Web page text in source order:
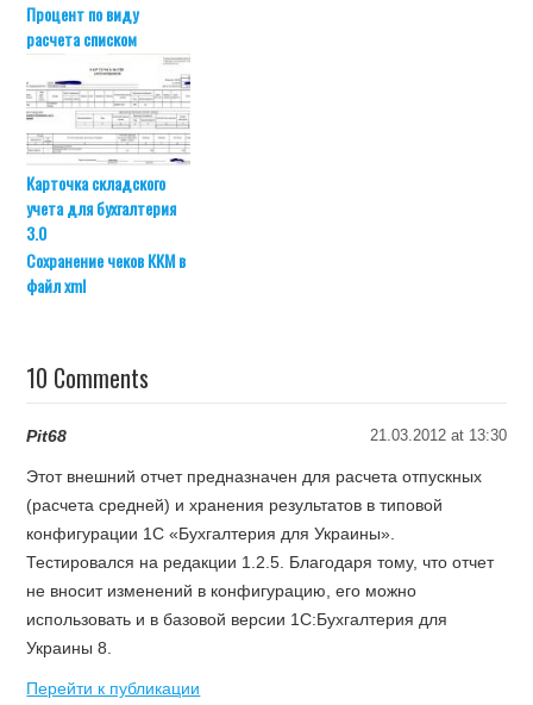
Процент по виду
расчета списком
Карточка складского
учета для бухгалтерия
3.0
Сохранение чеков ККМ в
файл xml
10 Comments
Pit68 21.03.2012 at 13:30
Этот внешний отчет предназначен для расчета отпускных
(расчета средней) и хранения результатов в типовой
конфигурации 1С «Бухгалтерия для Украины».
Тестировался на редакции 1.2.5. Благодаря тому, что отчет
не вносит изменений в конфигурацию, его можно
использовать и в базовой версии 1С:Бухгалтерия для
Украины 8.
Перейти к публикации